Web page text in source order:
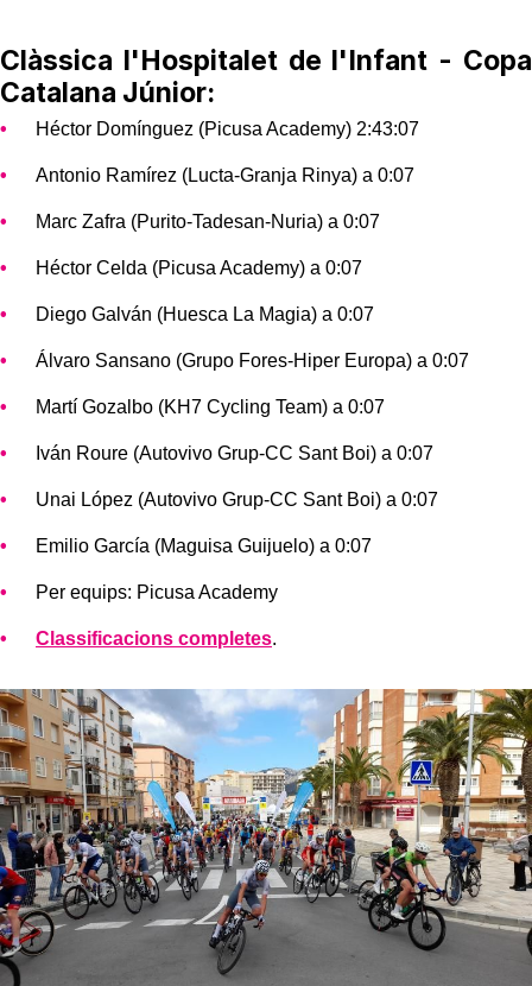
Clàssica l'Hospitalet de l'Infant - Copa
Catalana Júnior:
Héctor Domínguez (Picusa Academy) 2:43:07
Antonio Ramírez (Lucta-Granja Rinya) a 0:07
Marc Zafra (Purito-Tadesan-Nuria) a 0:07
Héctor Celda (Picusa Academy) a 0:07
Diego Galván (Huesca La Magia) a 0:07
Álvaro Sansano (Grupo Fores-Hiper Europa) a 0:07
Martí Gozalbo (KH7 Cycling Team) a 0:07
Iván Roure (Autovivo Grup-CC Sant Boi) a 0:07
Unai López (Autovivo Grup-CC Sant Boi) a 0:07
Emilio García (Maguisa Guijuelo) a 0:07
Per equips: Picusa Academy
Classificacions completes.